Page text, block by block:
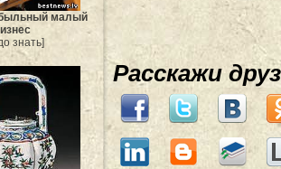
малый
знать]
Расскажи